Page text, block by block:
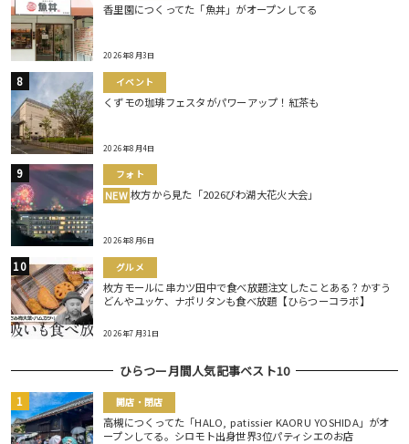
香里園につくってた「魚丼」がオープンしてる
2026年8月3日
イベント
くずモの珈琲フェスタがパワーアップ！紅茶も
2026年8月4日
フォト
NEW 枚方から見た「2026びわ湖大花火大会」
2026年8月6日
グルメ
枚方モールに串カツ田中で食べ放題注文したことある？かすう
どんやユッケ、ナポリタンも食べ放題【ひらつーコラボ】
2026年7月31日
ひらつー月間人気記事ベスト10
開店・閉店
高槻につくってた「HALO, patissier KAORU YOSHIDA」がオ
ープンしてる。シロモト出身世界3位パティシエのお店